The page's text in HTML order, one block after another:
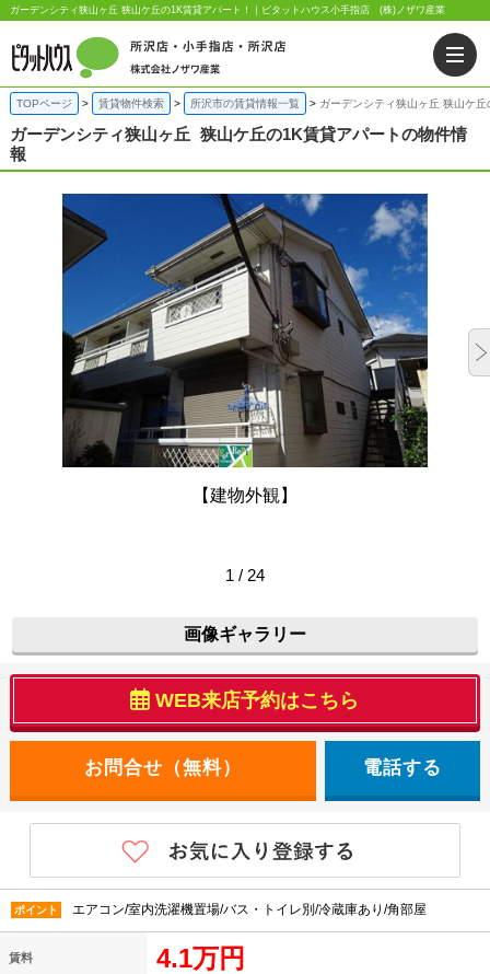
ガーデンシティ狭山ヶ丘 狭山ケ丘の1K賃貸アパート！｜ピタットハウス小手指店 (株)ノザワ産業
TOPページ 賃貸物件検索 所沢市の賃貸情報一覧 ガーデンシティ狭山ヶ丘 狭山ケ
ガーデンシティ狭山ヶ丘 狭山ケ丘の1K賃貸アパートの物件情
報
【建物外観】
1 / 24
画像ギャラリー
WEB来店予約はこちら
電話する
ポイント エアコン/室内洗濯機置場/バス・トイレ別/冷蔵庫あり/角部屋
賃料 4.1万円